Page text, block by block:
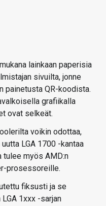
lainkaan paperisia
sivuilta, jonne
painetusta QR-koodista.
grafiikalla
ovat selkeät.
voikin odottaa,
LGA 1700 -kantaa
tulee myös AMD:n
prosessoreille.
fiksusti ja se
1xxx -sarjan